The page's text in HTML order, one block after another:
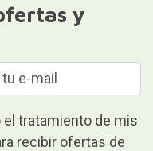
y
el tratamiento de mis
recibir ofertas de